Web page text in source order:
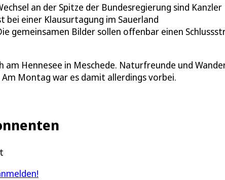
an der Spitze der Bundesregierung sind Kanzler
bei einer Klausurtagung im Sauerland
gemeinsamen Bilder sollen offenbar einen
am Hennesee in Meschede. Naturfreunde und
Montag war es damit allerdings vorbei.